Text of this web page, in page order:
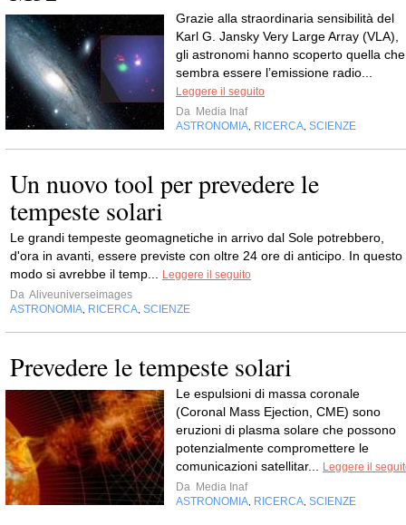
Grazie alla straordinaria sensibilità del
Karl G. Jansky Very Large Array (VLA),
gli astronomi hanno scoperto quella che
sembra essere l’emissione radio...
Leggere il seguito
Da Media Inaf
ASTRONOMIA RICERCA SCIENZE
Un nuovo tool per prevedere le
tempeste solari
Le grandi tempeste geomagnetiche in arrivo dal Sole potrebbero,
d'ora in avanti, essere previste con oltre 24 ore di anticipo. In questo
modo si avrebbe il temp...
Leggere il seguito
Da Aliveuniverseimages
ASTRONOMIA RICERCA SCIENZE
Prevedere le tempeste solari
Le espulsioni di massa coronale
(Coronal Mass Ejection, CME) sono
eruzioni di plasma solare che possono
potenzialmente compromettere le
comunicazioni satellitar...
Leggere il
Da Media Inaf
ASTRONOMIA RICERCA SCIENZE